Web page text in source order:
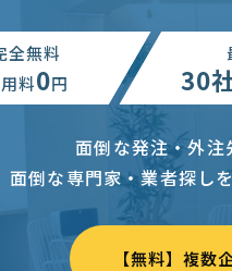
全無料
料0円 30
面倒な発注・外注
面倒な専門家・業者探し
【無料】複数